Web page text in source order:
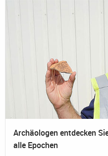
Archäologen entdecken
alle Epochen